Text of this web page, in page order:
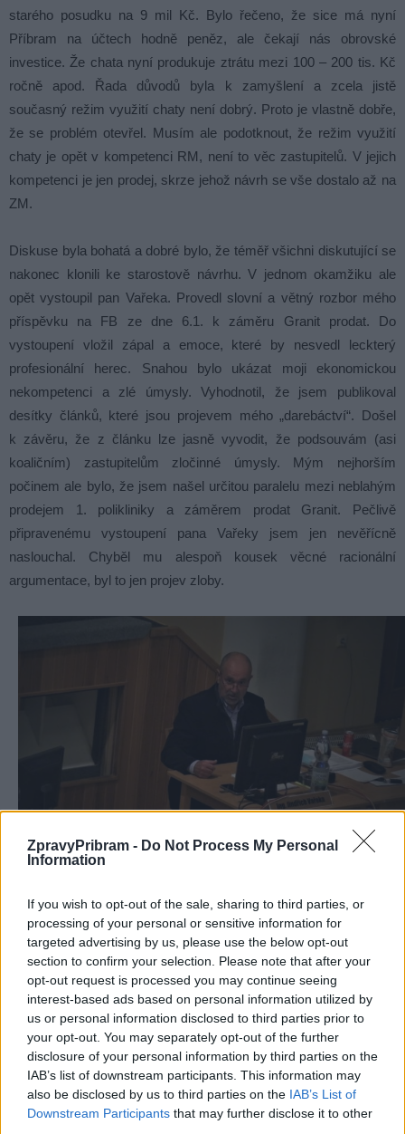
ZpravyPribram - Do Not Process My Personal
Information
If you wish to opt-out of the sale, sharing to third parties, or
processing of your personal or sensitive information for
targeted advertising by us, please use the below opt-out
section to confirm your selection. Please note that after your
opt-out request is processed you may continue seeing
interest-based ads based on personal information utilized by
us or personal information disclosed to third parties prior to
your opt-out. You may separately opt-out of the further
disclosure of your personal information by third parties on the
IAB’s list of downstream participants. This information may
also be disclosed by us to third parties on the IAB’s List of
Downstream Participants that may further disclose it to other
starého posudku na 9 mil Kč. Bylo řečeno, že sice má nyní
Příbram na účtech hodně peněz, ale čekají nás obrovské
investice. Že chata nyní produkuje ztrátu mezi 100 – 200 tis. Kč
ročně apod. Řada důvodů byla k zamyšlení a zcela jistě
současný režim využití chaty není dobrý. Proto je vlastně dobře,
že se problém otevřel. Musím ale podotknout, že režim využití
chaty je opět v kompetenci RM, není to věc zastupitelů. V jejich
kompetenci je jen prodej, skrze jehož návrh se vše dostalo až na
ZM.
Diskuse byla bohatá a dobré bylo, že téměř všichni diskutující se
nakonec klonili ke starostově návrhu. V jednom okamžiku ale
opět vystoupil pan Vařeka. Provedl slovní a větný rozbor mého
příspěvku na FB ze dne 6.1. k záměru Granit prodat. Do
vystoupení vložil zápal a emoce, které by nesvedl leckterý
profesionální herec. Snahou bylo ukázat moji ekonomickou
nekompetenci a zlé úmysly. Vyhodnotil, že jsem publikoval
desítky článků, které jsou projevem mého „darebáctví“. Došel
k závěru, že z článku lze jasně vyvodit, že podsouvám (asi
koaličním) zastupitelům zločinné úmysly. Mým nejhorším
počinem ale bylo, že jsem našel určitou paralelu mezi neblahým
prodejem 1. polikliniky a záměrem prodat Granit. Pečlivě
připravenému vystoupení pana Vařeky jsem jen nevěřícně
naslouchal. Chyběl mu alespoň kousek věcné racionální
argumentace, byl to jen projev zloby.
rozepisovat moje argumenty proti prodeji, které mají čistě
ekonomický základ. Stejně tak jsem zareagoval na negativní
emoce pana Vařeky. Zmíním jediné: cena této nemovitosti prudce
roste. I za situace, kdy je chata provozována špatně a se ztrátou,
nárůst tržní ceny tuto ztrátu mnohonásobně překoná.
Samozřejmě držím palce SZM, aby tu ztrátu překlopilo do
alespoň malého zisku. Aby se také podařilo zkrotit covid a chata
opět ožila. Hlavní cenou pro město je ale samotná držba
nemovitosti – je to jako skvěle úročený termínovaný vklad.